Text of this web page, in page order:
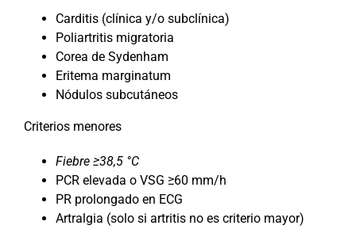
Carditis (clínica y/o subclínica)
Poliartritis migratoria
Corea de Sydenham
Eritema marginatum
Nódulos subcutáneos
Criterios menores
Fiebre ≥38,5 °C
PCR elevada o VSG ≥60 mm/h
PR prolongado en ECG
Artralgia (solo si artritis no es criterio mayor)